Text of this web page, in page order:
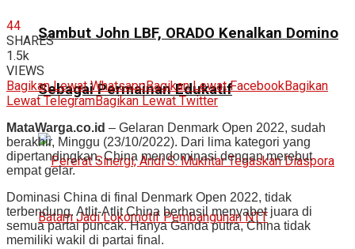
Sambut John LBF, ORADO Kenalkan Domino
Sebagai Permainan Edukatif
44
SHARES
1.5k
VIEWS
Bagikan Lewat WhatsappBagikan Lewat FacebookBagikan
Lewat TelegramBagikan Lewat Twitter
MataWarga.co.id – Gelaran Denmark Open 2022, sudah
berakhir, Minggu (23/10/2022). Dari lima kategori yang
dipertandingkan, China mendominasi dengan merebut
empat gelar.
Dominasi China di final Denmark Open 2022, tidak
terbendung. Atlit-Atlit China berhasil menyabet juara di
semua partai puncak. Hanya Ganda putra, China tidak
memiliki wakil di partai final.